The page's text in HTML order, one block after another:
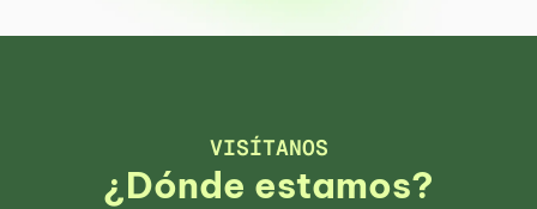
VISÍTANOS
¿Dónde estamos?